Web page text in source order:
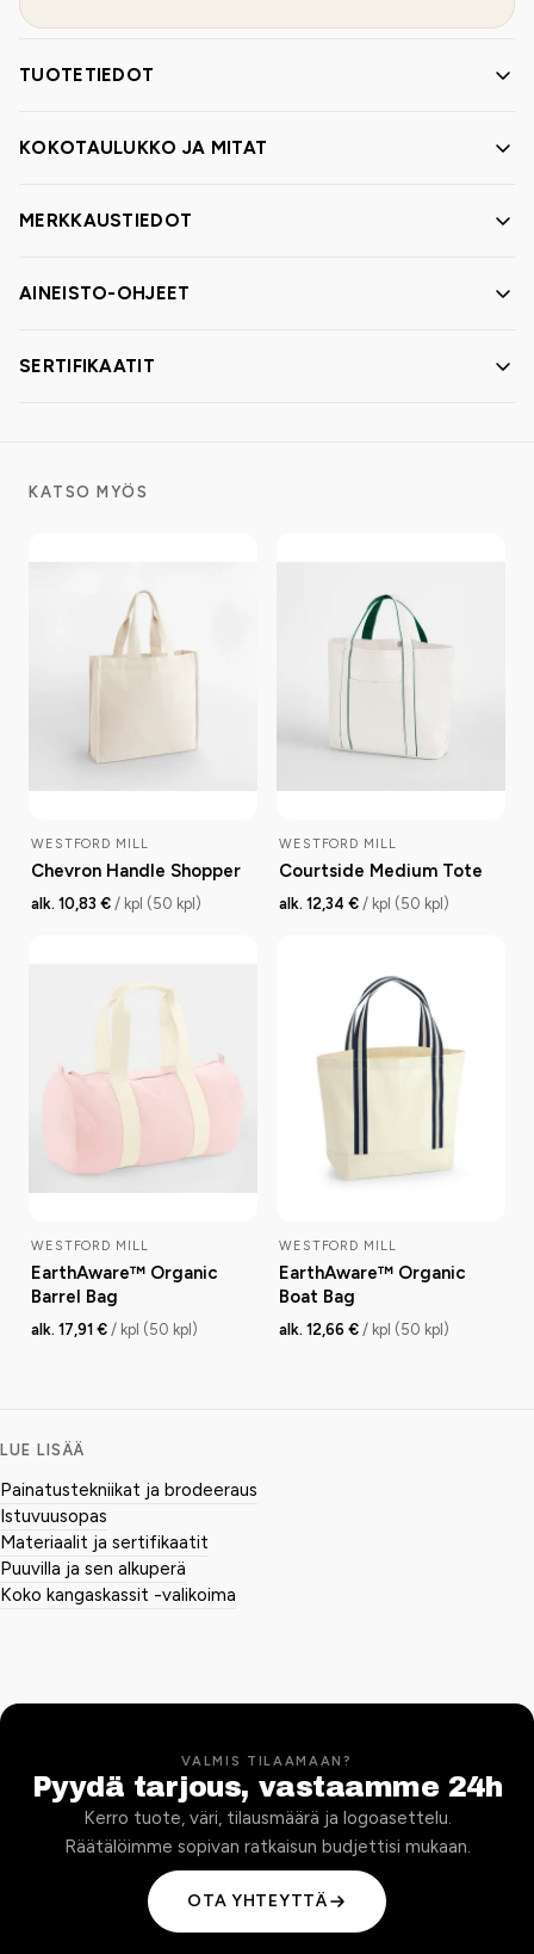
TUOTETIEDOT
KOKOTAULUKKO JA MITAT
MERKKAUSTIEDOT
AINEISTO-OHJEET
SERTIFIKAATIT
KATSO MYÖS
WESTFORD MILL
Chevron Handle Shopper
alk. 10,83 € / kpl (50 kpl)
WESTFORD MILL
Courtside Medium Tote
alk. 12,34 € / kpl (50 kpl)
WESTFORD MILL
EarthAware™ Organic
Barrel Bag
alk. 17,91 € / kpl (50 kpl)
WESTFORD MILL
EarthAware™ Organic
Boat Bag
alk. 12,66 € / kpl (50 kpl)
LUE LISÄÄ
Painatustekniikat ja brodeeraus
Istuvuusopas
Materiaalit ja sertifikaatit
Puuvilla ja sen alkuperä
Koko kangaskassit -valikoima
VALMIS TILAAMAAN?
Pyydä tarjous, vastaamme 24h
Kerro tuote, väri, tilausmäärä ja logoasettelu.
Räätälöimme sopivan ratkaisun budjettisi mukaan.
OTA YHTEYTTÄ